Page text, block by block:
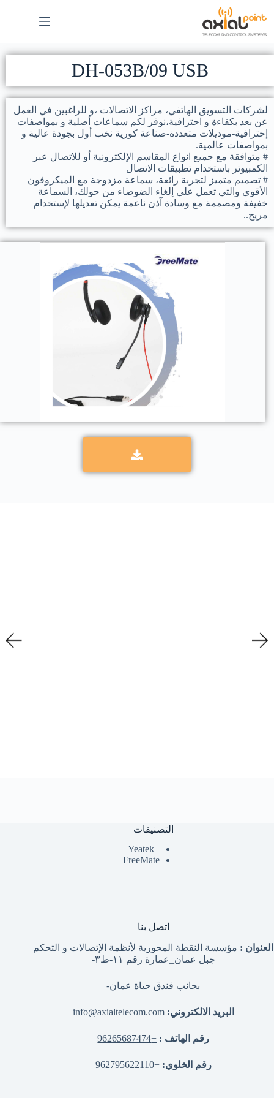
DH-053B/09 USB
لشركات التسويق الهاتفي، مراكز الاتصالات ،و للراغبين في العمل
عن بعد بكفاءة و احترافية،نوفر لكم سماعات أصلية و بمواصفات
إحترافية-موديلات متعددة-صناعة كورية نخب أول بجودة عالية و
بمواصفات عالمية.
# متوافقة مع جميع انواع المقاسم الإلكترونية أو للاتصال عبر
الكمبيوتر باستخدام تطبيقات الاتصال
# تصميم متميز لتجربة رائعة، سماعة مزدوجة مع الميكروفون
الأقوي والتي تعمل علي إلغاء الضوضاء من حولك، السماعة
خفيفة ومصممة مع وسادة آذن ناعمة يمكن تعديلها لإستخدام
مريح..
التصنيفات
Yeatek
FreeMate
اتصل بنا
العنوان : مؤسسة النقطة المحورية لأنظمة الإتصالات و التحكم
جبل عمان_عمارة رقم ١١-ط٣-
بجانب فندق حياة عمان-
البريد الالكتروني: info@axialtelecom.com
رقم الهاتف : +96265687474
رقم الخلوي: +962795622110